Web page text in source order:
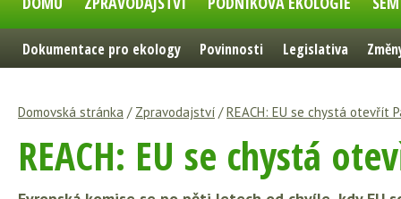
Dokumentace pro ekology Povinnosti Legislativa
Domovská stránka / Zpravodajství /REACH: EU se chystá otevřít
REACH: EU se chystá